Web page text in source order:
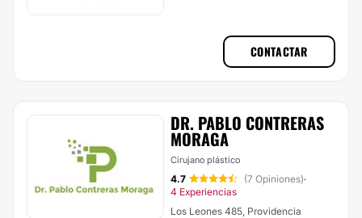
CONTACTAR
DR. PABLO CONTRERAS
MORAGA
Cirujano plástico
4.7 (7 Opiniones)·
4 Experiencias
Los Leones 485, Providencia